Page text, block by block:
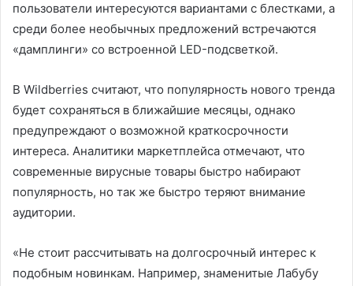
пользователи интересуются вариантами с блестками, а
среди более необычных предложений встречаются
«дамплинги» со встроенной LED-подсветкой.
В Wildberries считают, что популярность нового тренда
будет сохраняться в ближайшие месяцы, однако
предупреждают о возможной краткосрочности
интереса. Аналитики маркетплейса отмечают, что
современные вирусные товары быстро набирают
популярность, но так же быстро теряют внимание
аудитории.
«Не стоит рассчитывать на долгосрочный интерес к
подобным новинкам. Например, знаменитые Лабубу